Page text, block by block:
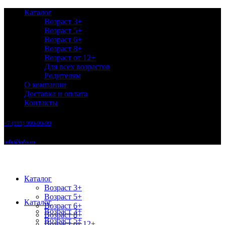
Каталог
Возраст 3+
Возраст 5+
Возраст 6+
Возраст 8+
Возраст от 12+
Для всех возрастов
Родителям
О компании
Доставка и оплата
Контакты
+7 (999) 999-99-99
info@info.ru
Каталог
Возраст 3+
Возраст 5+
Возраст 6+
Возраст 8+
Каталог
Возраст 3+
Возраст 5+